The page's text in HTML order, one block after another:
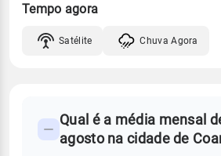
Tempo agora
Satélite Chuva Agora
Perguntas
Qual é a média mensal
agosto na cidade de